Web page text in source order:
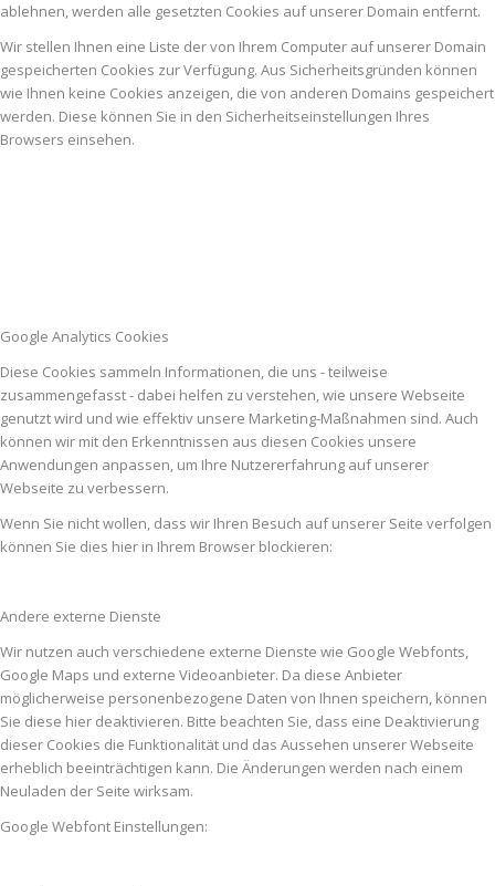
ablehnen, werden alle gesetzten Cookies auf unserer Domain entfernt.
Wir stellen Ihnen eine Liste der von Ihrem Computer auf unserer Domain
gespeicherten Cookies zur Verfügung. Aus Sicherheitsgründen können
wie Ihnen keine Cookies anzeigen, die von anderen Domains gespeichert
werden. Diese können Sie in den Sicherheitseinstellungen Ihres
Browsers einsehen.
Google Analytics Cookies
Diese Cookies sammeln Informationen, die uns - teilweise
zusammengefasst - dabei helfen zu verstehen, wie unsere Webseite
genutzt wird und wie effektiv unsere Marketing-Maßnahmen sind. Auch
können wir mit den Erkenntnissen aus diesen Cookies unsere
Anwendungen anpassen, um Ihre Nutzererfahrung auf unserer
Webseite zu verbessern.
Wenn Sie nicht wollen, dass wir Ihren Besuch auf unserer Seite verfolgen
können Sie dies hier in Ihrem Browser blockieren:
Andere externe Dienste
Wir nutzen auch verschiedene externe Dienste wie Google Webfonts,
Google Maps und externe Videoanbieter. Da diese Anbieter
möglicherweise personenbezogene Daten von Ihnen speichern, können
Sie diese hier deaktivieren. Bitte beachten Sie, dass eine Deaktivierung
dieser Cookies die Funktionalität und das Aussehen unserer Webseite
erheblich beeinträchtigen kann. Die Änderungen werden nach einem
Neuladen der Seite wirksam.
Google Webfont Einstellungen: